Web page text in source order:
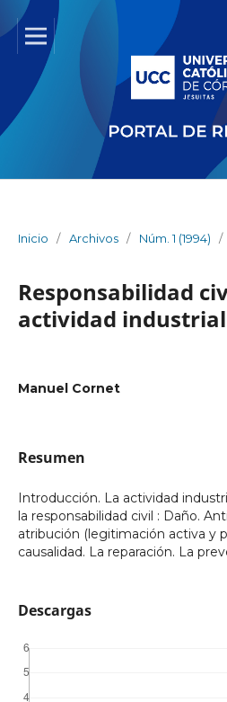
Inicio / Archivos / Núm. 1 (1994) /
Responsabilidad
actividad industrial
Manuel Cornet
Resumen
Introducción. La actividad
la responsabilidad civil : Daño.
atribución (legitimación activa y
causalidad. La reparación. La
Descargas